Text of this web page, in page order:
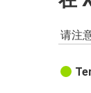
请注